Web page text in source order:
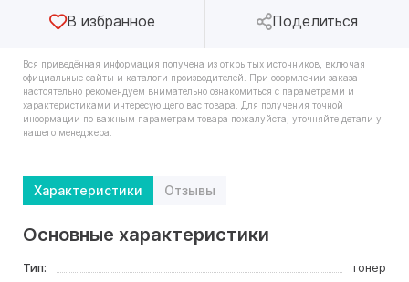
В избранное Поделиться
Вся приведённая информация получена из открытых источников, включая
официальные сайты и каталоги производителей. При оформлении заказа
настоятельно рекомендуем внимательно ознакомиться с параметрами и
характеристиками интересующего вас товара. Для получения точной
информации по важным параметрам товара пожалуйста, уточняйте детали у
нашего менеджера.
Характеристики Отзывы
Основные характеристики
Тип: тонер